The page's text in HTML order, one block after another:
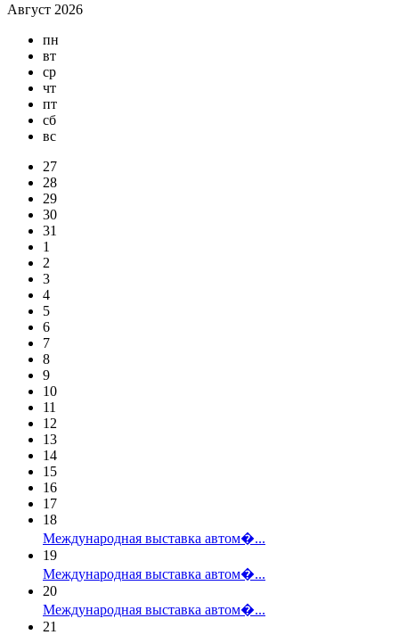
Август 2026
пн
вт
ср
чт
пт
сб
вс
27
28
29
30
31
1
2
3
4
5
6
7
8
9
10
11
12
13
14
15
16
17
18
Международная выставка автом�...
19
Международная выставка автом�...
20
Международная выставка автом�...
21